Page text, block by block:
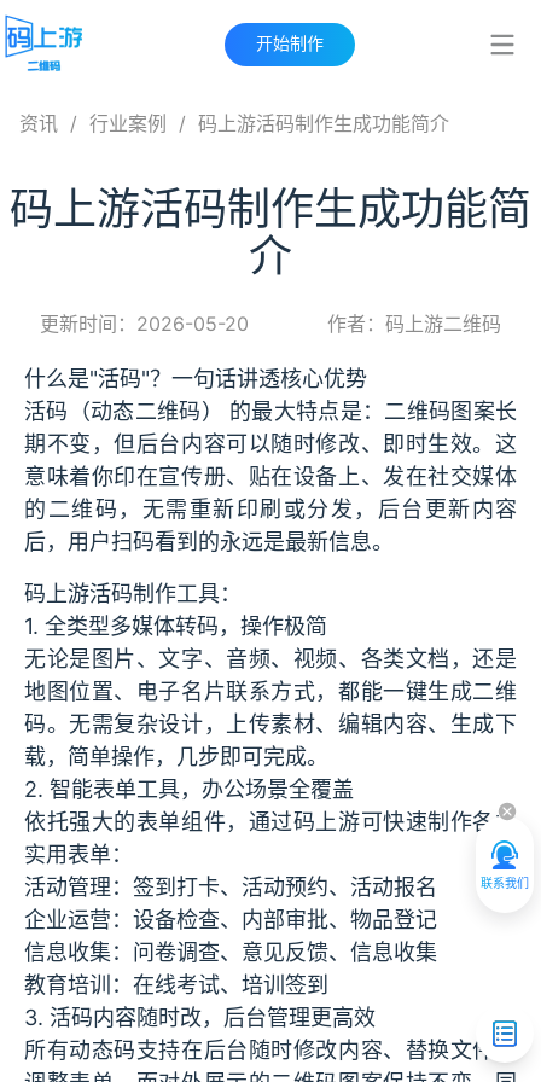
开始制作
联系我们
资讯 / 行业案例 / 码上游活码制作生成功能简介
码上游活码制作生成功能简
介
更新时间：2026-05-20 作者：码上游二维码
什么是"活码"？一句话讲透核心优势
活码（动态二维码） 的最大特点是：二维码图案长
期不变，但后台内容可以随时修改、即时生效。这
意味着你印在宣传册、贴在设备上、发在社交媒体
的二维码，无需重新印刷或分发，后台更新内容
后，用户扫码看到的永远是最新信息。
码上游活码制作工具：
1. 全类型多媒体转码，操作极简
无论是图片、文字、音频、视频、各类文档，还是
地图位置、电子名片联系方式，都能一键生成二维
码。无需复杂设计，上传素材、编辑内容、生成下
载，简单操作，几步即可完成。
2. 智能表单工具，办公场景全覆盖
依托强大的表单组件，通过码上游可快速制作各类
实用表单：
活动管理：签到打卡、活动预约、活动报名
企业运营：设备检查、内部审批、物品登记
信息收集：问卷调查、意见反馈、信息收集
教育培训：在线考试、培训签到
3. 活码内容随时改，后台管理更高效
所有动态码支持在后台随时修改内容、替换文件、